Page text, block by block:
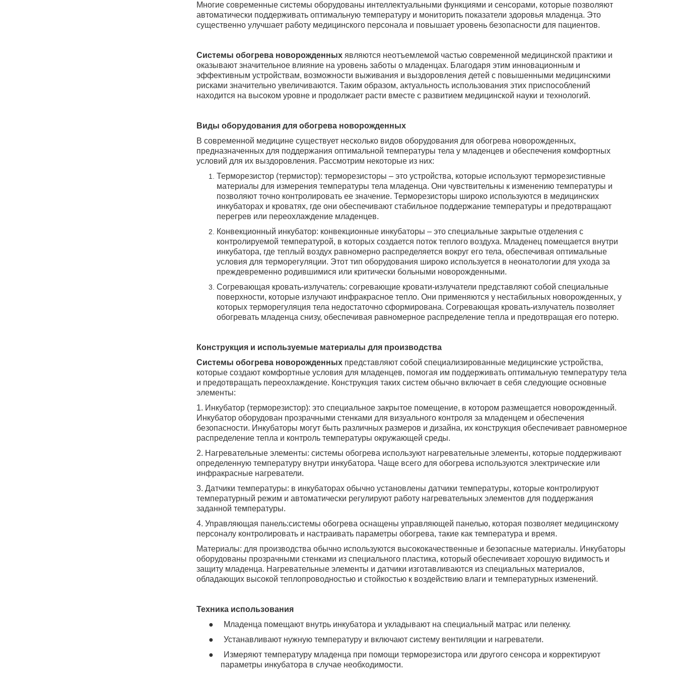
Многие современные системы оборудованы интеллектуальными функциями и сенсорами, которые позволяют
автоматически поддерживать оптимальную температуру и мониторить показатели здоровья младенца. Это
существенно улучшает работу медицинского персонала и повышает уровень безопасности для пациентов.
Системы обогрева новорожденныхявляются неотъемлемой частью современной медицинской практики и
оказывают значительное влияние на уровень заботы о младенцах. Благодаря этим инновационным и
эффективным устройствам, возможности выживания и выздоровления детей с повышенными медицинскими
рисками значительно увеличиваются. Таким образом, актуальность использования этих приспособлений
находится на высоком уровне и продолжает расти вместе с развитием медицинской науки и технологий.
Виды оборудования для обогрева новорожденных
В современной медицине существует несколько видов оборудования для обогрева новорожденных,
предназначенных для поддержания оптимальной температуры тела у младенцев и обеспечения комфортных
условий для их выздоровления. Рассмотрим некоторые из них:
Терморезистор (термистор): терморезисторы – это устройства, которые используют терморезистивные
материалы для измерения температуры тела младенца. Они чувствительны к изменению температуры и
позволяют точно контролировать ее значение. Терморезисторы широко используются в медицинских
инкубаторах и кроватях, где они обеспечивают стабильное поддержание температуры и предотвращают
перегрев или переохлаждение младенцев.
Конвекционный инкубатор: конвекционные инкубаторы – это специальные закрытые отделения с
контролируемой температурой, в которых создается поток теплого воздуха. Младенец помещается внутри
инкубатора, где теплый воздух равномерно распределяется вокруг его тела, обеспечивая оптимальные
условия для терморегуляции. Этот тип оборудования широко используется в неонатологии для ухода за
преждевременно родившимися или критически больными новорожденными.
Согревающая кровать-излучатель: согревающие кровати-излучатели представляют собой специальные
поверхности, которые излучают инфракрасное тепло. Они применяются у нестабильных новорожденных, у
которых терморегуляция тела недостаточно сформирована. Согревающая кровать-излучатель позволяет
обогревать младенца снизу, обеспечивая равномерное распределение тепла и предотвращая его потерю.
Конструкция и используемые материалы для производства
Системы обогрева новорожденныхпредставляют собой специализированные медицинские устройства,
которые создают комфортные условия для младенцев, помогая им поддерживать оптимальную температуру тела
и предотвращать переохлаждение. Конструкция таких систем обычно включает в себя следующие основные
элементы:
1. Инкубатор (терморезистор): это специальное закрытое помещение, в котором размещается новорожденный.
Инкубатор оборудован прозрачными стенками для визуального контроля за младенцем и обеспечения
безопасности. Инкубаторы могут быть различных размеров и дизайна, их конструкция обеспечивает равномерное
распределение тепла и контроль температуры окружающей среды.
2. Нагревательные элементы: системы обогрева используют нагревательные элементы, которые поддерживают
определенную температуру внутри инкубатора. Чаще всего для обогрева используются электрические или
инфракрасные нагреватели.
3. Датчики температуры: в инкубаторах обычно установлены датчики температуры, которые контролируют
температурный режим и автоматически регулируют работу нагревательных элементов для поддержания
заданной температуры.
4. Управляющая панель:системы обогрева оснащены управляющей панелью, которая позволяет медицинскому
персоналу контролировать и настраивать параметры обогрева, такие как температура и время.
Материалы: для производства обычно используются высококачественные и безопасные материалы. Инкубаторы
оборудованы прозрачными стенками из специального пластика, который обеспечивает хорошую видимость и
защиту младенца. Нагревательные элементы и датчики изготавливаются из специальных материалов,
обладающих высокой теплопроводностью и стойкостью к воздействию влаги и температурных изменений.
Техника использования
●
Младенца помещают внутрь инкубатора и укладывают на специальный матрас или пеленку.
●
Устанавливают нужную температуру и включают систему вентиляции и нагреватели.
●
Измеряют температуру младенца при помощи терморезистора или другого сенсора и корректируют
параметры инкубатора в случае необходимости.